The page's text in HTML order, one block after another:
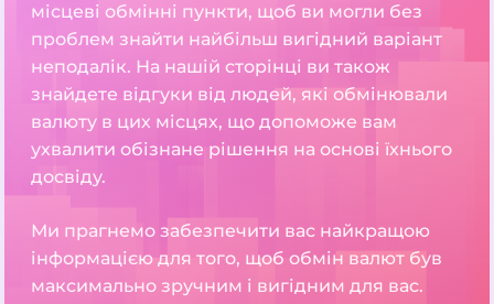
місцеві обмінні пункти, щоб ви могли без
проблем знайти найбільш вигідний варіант
неподалік. На нашій сторінці ви також
знайдете відгуки від людей, які обмінювали
валюту в цих місцях, що допоможе вам
ухвалити обізнане рішення на основі їхнього
досвіду.
Ми прагнемо забезпечити вас найкращою
інформацією для того, щоб обмін валют був
максимально зручним і вигідним для вас.